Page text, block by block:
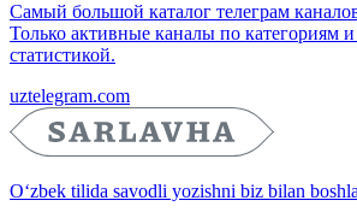
Самый большой каталог телеграм
Только активные каналы по категориям
статистикой.
uztelegram.com
O‘zbek tilida savodli yozishni biz bilan